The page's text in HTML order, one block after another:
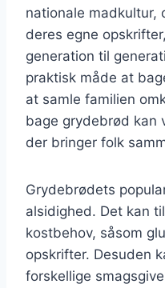
nationale madkultur,
deres egne
generation til
praktisk måde at
at samle familien
bage grydebrød kan
der bringer folk
Grydebrødets
alsidighed. Det kan
kostbehov, såsom
opskrifter. Desuden
forskellige